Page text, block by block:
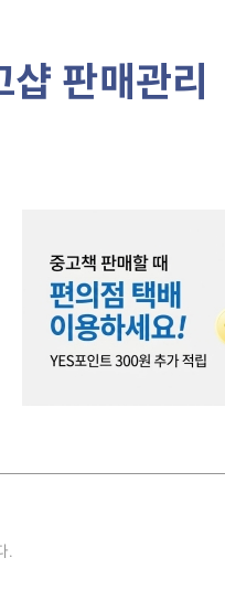
샵 판매관리
.